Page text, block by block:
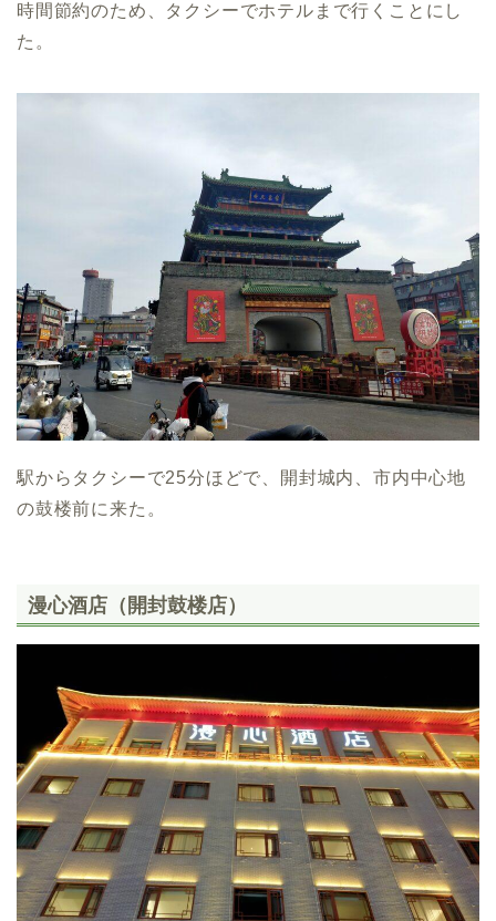
時間節約のため、タクシーでホテルまで行くことにし
た。
駅からタクシーで25分ほどで、開封城内、市内中心地
の鼓楼前に来た。
漫心酒店（開封鼓楼店）